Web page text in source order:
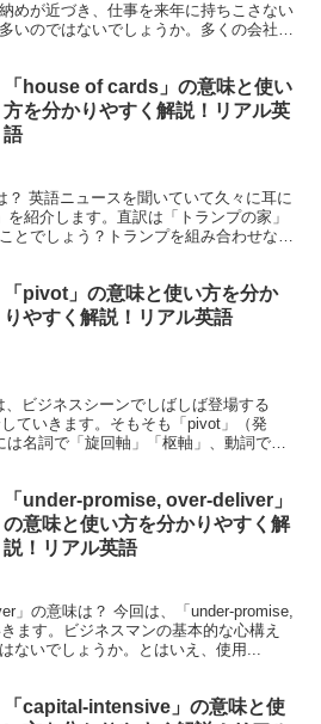
めが近づき、仕事を来年に持ちこさない
いのではないでしょうか。多くの会社で
「house of cards」の意味と使い
方を分かりやすく解説！リアル英
語
？ 英語ニュースを聞いていて久々に耳に
紹介します。直訳は「トランプの家」
とでしょう？トランプを組み合わせなが
「pivot」の意味と使い方を分か
りやすく解説！リアル英語
、ビジネスシーンでしばしば登場する
ていきます。そもそも「pivot」（発
名詞で「旋回軸」「枢軸」、動詞で
「under-promise, over-deliver」
の意味と使い方を分かりやすく解
説！リアル英語
」の意味は？ 今回は、「under-promise,
ます。ビジネスマンの基本的な心構え
ないでしょうか。とはいえ、使用...
「capital-intensive」の意味と使